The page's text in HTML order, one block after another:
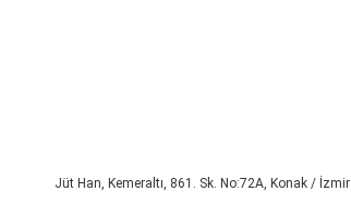
Jüt Han, Kemeraltı, 861. Sk. No:72A, Konak / İzmir